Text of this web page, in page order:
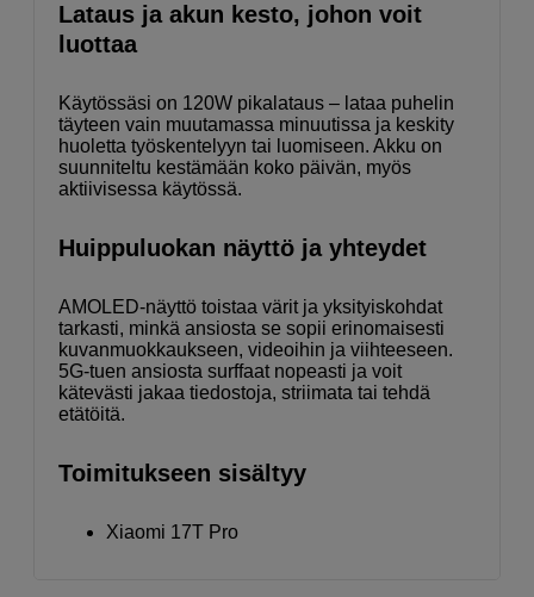
Lataus ja akun kesto, johon voit
luottaa
Käytössäsi on 120W pikalataus – lataa puhelin
täyteen vain muutamassa minuutissa ja keskity
huoletta työskentelyyn tai luomiseen. Akku on
suunniteltu kestämään koko päivän, myös
aktiivisessa käytössä.
Huippuluokan näyttö ja yhteydet
AMOLED-näyttö toistaa värit ja yksityiskohdat
tarkasti, minkä ansiosta se sopii erinomaisesti
kuvanmuokkaukseen, videoihin ja viihteeseen.
5G-tuen ansiosta surffaat nopeasti ja voit
kätevästi jakaa tiedostoja, striimata tai tehdä
etätöitä.
Toimitukseen sisältyy
Xiaomi 17T Pro